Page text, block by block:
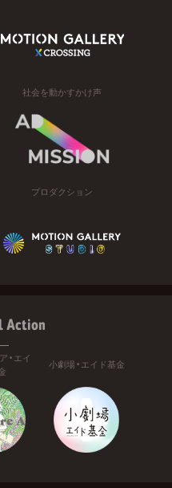
社会を動かすかけ声
プロダクション
Action
・エイ
小劇場・エイド基金